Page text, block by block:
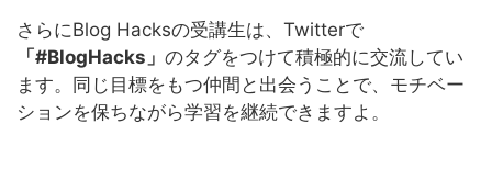
さらにBlog Hacksの受講生は、Twitterで
「#BlogHacks」 のタグをつけて積極的に交流してい
ます。同じ目標をもつ仲間と出会うことで、モチベー
ションを保ちながら学習を継続できますよ。